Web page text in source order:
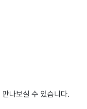
만나보실 수 있습니다.